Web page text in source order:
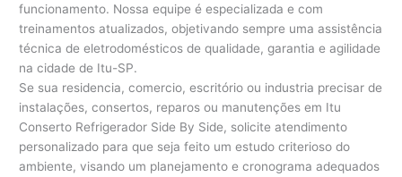
funcionamento. Nossa equipe é especializada e com
treinamentos atualizados, objetivando sempre uma assistência
técnica de eletrodomésticos de qualidade, garantia e agilidade
na cidade de Itu-SP.
Se sua residencia, comercio, escritório ou industria precisar de
instalações, consertos, reparos ou manutenções em Itu
Conserto Refrigerador Side By Side, solicite atendimento
personalizado para que seja feito um estudo criterioso do
ambiente, visando um planejamento e cronograma adequados